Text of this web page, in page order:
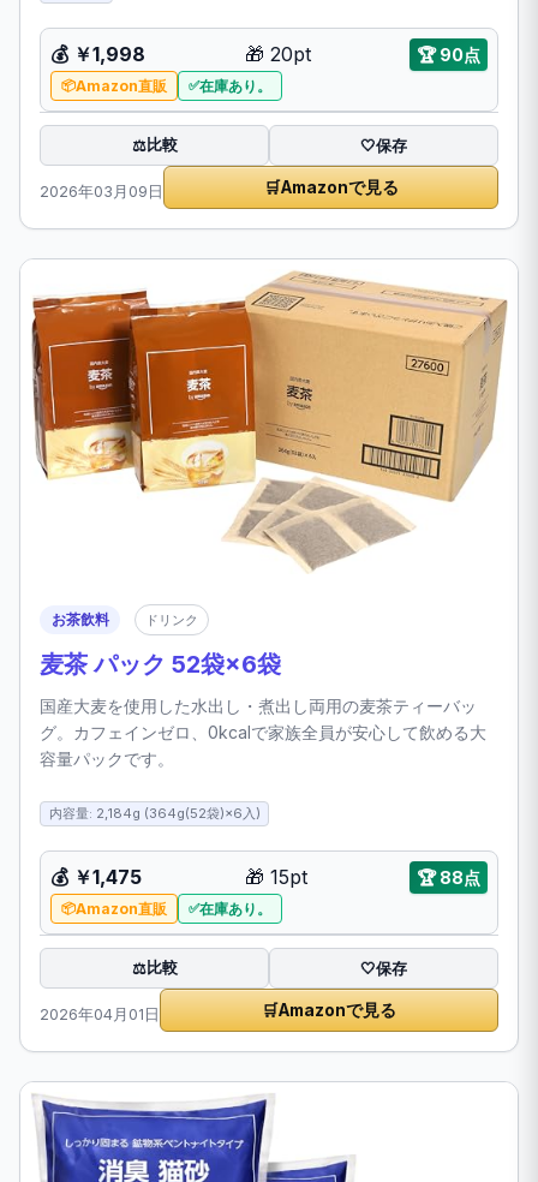
💰 ￥1,998 🎁 20pt 🏆 90点
Amazon直販 在庫あり。
⚖️比較 🤍保存
2026年03月09日 🛒Amazonで見る
お茶飲料 ドリンク
麦茶 パック 52袋×6袋
国産大麦を使用した水出し・煮出し両用の麦茶ティーバッ
グ。カフェインゼロ、0kcalで家族全員が安心して飲める大
容量パックです。
内容量: 2,184g (364g(52袋)×6入)
💰 ￥1,475 🎁 15pt 🏆 88点
Amazon直販 在庫あり。
⚖️比較 🤍保存
2026年04月01日 🛒Amazonで見る